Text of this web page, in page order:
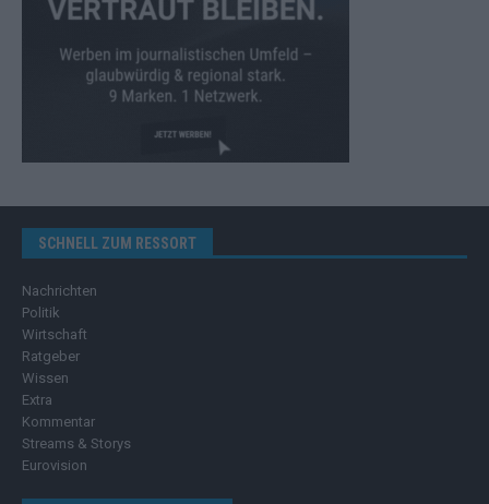
SCHNELL ZUM RESSORT
Nachrichten
Politik
Wirtschaft
Ratgeber
Wissen
Extra
Kommentar
Streams & Storys
Eurovision